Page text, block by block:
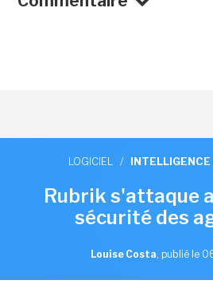
LOGICIEL /
Rubrik s'attaque
sécurité des
Louise Costa, publié le